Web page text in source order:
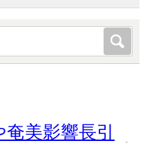
美影響長引